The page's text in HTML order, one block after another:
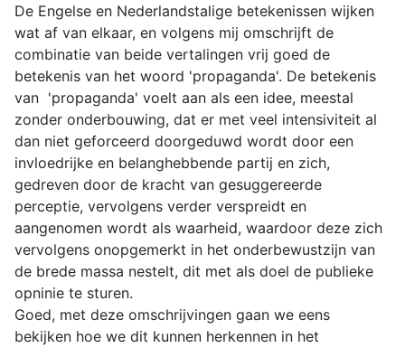
De Engelse en Nederlandstalige betekenissen wijken
wat af van elkaar, en volgens mij omschrijft de
combinatie van beide vertalingen vrij goed de
betekenis van het woord 'propaganda'. De betekenis
van 'propaganda' voelt aan als een idee, meestal
zonder onderbouwing, dat er met veel intensiviteit al
dan niet geforceerd doorgeduwd wordt door een
invloedrijke en belanghebbende partij en zich,
gedreven door de kracht van gesuggereerde
perceptie, vervolgens verder verspreidt en
aangenomen wordt als waarheid, waardoor deze zich
vervolgens onopgemerkt in het onderbewustzijn van
de brede massa nestelt, dit met als doel de publieke
opninie te sturen.
Goed, met deze omschrijvingen gaan we eens
bekijken hoe we dit kunnen herkennen in het